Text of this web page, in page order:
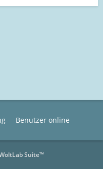
Benutzer online
Suite™